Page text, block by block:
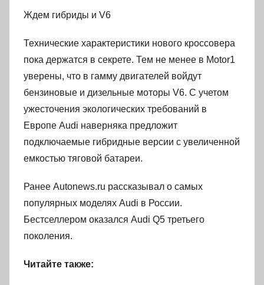
Ждем гибриды и V6
Технические характеристики нового кроссовера
пока держатся в секрете. Тем не менее в Motor1
уверены, что в гамму двигателей войдут
бензиновые и дизельные моторы V6. С учетом
ужесточения экологических требований в
Европе Audi наверняка предложит
подключаемые гибридные версии с увеличенной
емкостью тяговой батареи.
Ранее Autonews.ru рассказывал о самых
популярных моделях Audi в России.
Бестселлером оказался Audi Q5 третьего
поколения.
Читайте также: